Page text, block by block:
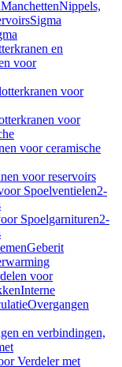
ManchettenNippels,
Sigma
en
voor
voor
voor
voor ceramische
voor reservoirs
Spoelventielen2-
Spoelgarnituren2-
Geberit
voor
Interne
Overgangen
en verbindingen,
Verdeler met